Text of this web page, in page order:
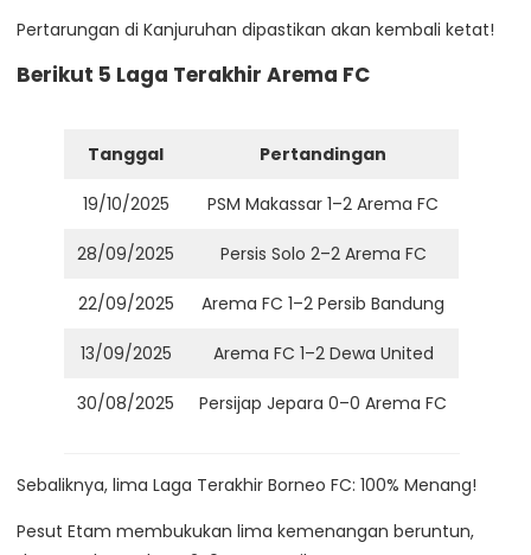
Pertarungan di Kanjuruhan dipastikan akan kembali ketat!
Berikut 5 Laga Terakhir Arema FC
Tanggal Pertandingan
19/10/2025 PSM Makassar 1–2 Arema FC
28/09/2025 Persis Solo 2–2 Arema FC
22/09/2025 Arema FC 1–2 Persib Bandung
13/09/2025 Arema FC 1–2 Dewa United
30/08/2025 Persijap Jepara 0–0 Arema FC
Sebaliknya, lima Laga Terakhir Borneo FC: 100% Menang!
Pesut Etam membukukan lima kemenangan beruntun,